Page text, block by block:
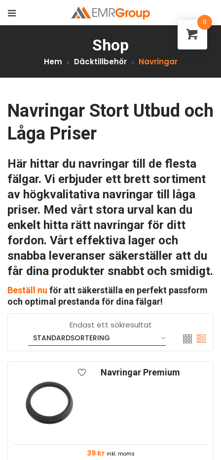
Shop
Hem Däcktillbehör Navringar
Navringar Stort Utbud och
Låga Priser
Här hittar du navringar till de flesta
fälgar. Vi erbjuder ett brett sortiment
av högkvalitativa navringar till låga
priser. Med vårt stora urval kan du
enkelt hitta rätt navringar för ditt
fordon. Vårt effektiva lager och
snabba leveranser säkerställer att du
får dina produkter snabbt och smidigt.
Beställ nu för att säkerställa en perfekt passform
och optimal prestanda för dina fälgar!
Endast ett sökresultat
Navringar Premium
39 kr inkl. moms
0